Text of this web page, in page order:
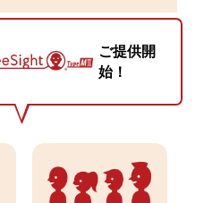
ご提供開
始！